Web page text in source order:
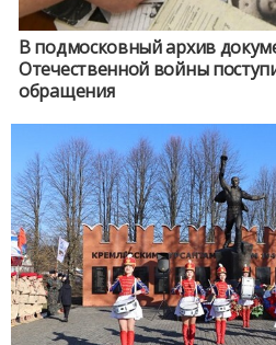
В подмосковный архив
Отечественной войны
обращения